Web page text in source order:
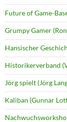
Future of Game-
Grumpy Gamer
Hansischer
Historikerverband
Jörg spielt (Jörg
Kaliban (Gunnar